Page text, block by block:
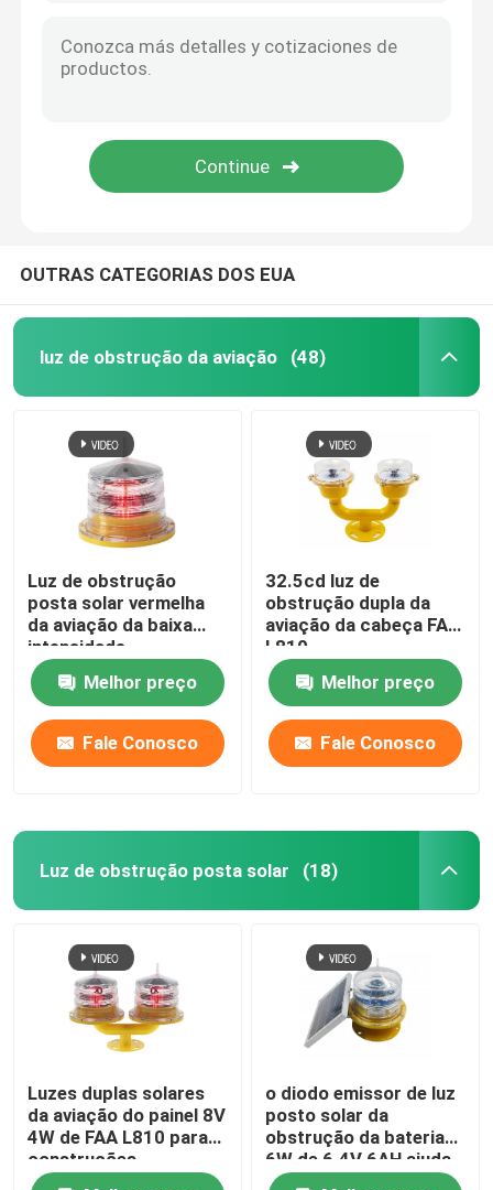
OUTRAS CATEGORIAS DOS EUA
luz de obstrução da aviação (48)
Luz de obstrução
posta solar vermelha
da aviação da baixa
intensidade
Melhor preço
Fale Conosco
32.5cd luz de
obstrução dupla da
aviação da cabeça FAA
L810
Melhor preço
Fale Conosco
Luz de obstrução posta solar (18)
Luzes duplas solares
da aviação do painel 8V
4W de FAA L810 para
construções
o diodo emissor de luz
posto solar da
obstrução da bateria
6W de 6.4V 6AH ajuda
à luz de navegação